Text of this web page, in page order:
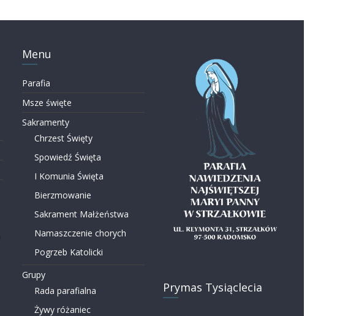
Menu
Parafia
Msze święte
Sakramenty
Chrzest Święty
Spowiedź Święta
I Komunia Święta
Bierzmowanie
Sakrament Małżeństwa
Namaszczenie chorych
Pogrzeb Katolicki
Grupy
Rada parafialna
Żywy różaniec
Prymas Tysiąclecia